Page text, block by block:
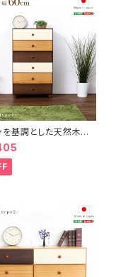
を基調とした天然木ハ
60cm Loar
日本製・完成品｜Loar
SH-08-LR60